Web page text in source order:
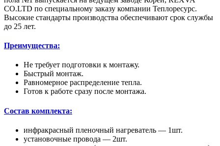
CO.LTD по специальному заказу компании Теплоресурс.
Высокие стандарты производства обеспечивают срок службы
до 25 лет.
Преимущества:
Не требует подготовки к монтажу.
Быстрый монтаж.
Равномерное распределение тепла.
Готов к работе сразу после монтажа.
Состав комплекта:
инфракрасный пленочный нагреватель — 1шт.
установочные провода — 2шт.